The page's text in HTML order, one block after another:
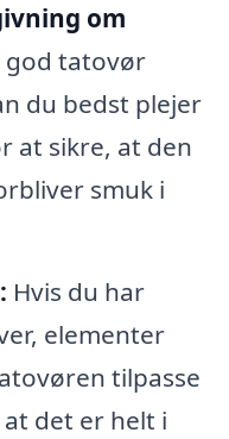
om
god tatovør
du bedst plejer
at sikre, at den
smuk i
Hvis du har
elementer
tilpasse
det er helt i